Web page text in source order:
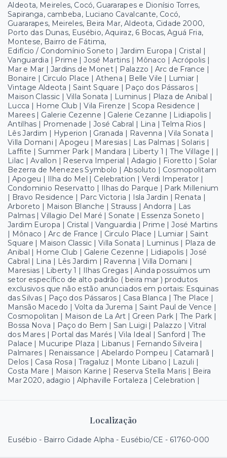
Aldeota, Meireles, Cocó, Guararapes e Dionísio Torres,
Sapiranga, cambeba, Luciano Cavalcante, Cocó,
Guararapes, Meireles, Beira Mar, Aldeota, Cidade 2000,
Porto das Dunas, Eusébio, Aquiraz, 6 Bocas, Aguá Fria,
Montese, Bairro de Fátima,
Edifício / Condomínio Soneto | Jardim Europa | Cristal |
Vanguardia | Prime | José Martins | Mônaco | Acrópolis |
Mar e Mar | Jardins de Monet | Palazzo | Arc de France |
Bonaire | Circulo Place | Athena | Belle Vile | Lumiar |
Vintage Aldeota | Saint Square | Paço dos Pássaros |
Maison Classic | Villa Sonata | Luminus | Plaza de Anibal |
Lucca | Home Club | Vila Firenze | Scopa Residence |
Marees | Galerie Cezenne | Galerie Cezanne | Lidiapolis |
Antilhas | Promenade | José Cabral | Lina | Telma Rios |
Lês Jardim | Hyperion | Granada | Ravenna | Vila Sonata |
Villa Domani | Apogeu | Maresias | Las Palmas | Solaris |
Laffite | Summer Park | Mandara | Liberty 1 | The Village | |
Lilac | Avallon | Reserva Imperial | Adagio | Fioretto | Solar
Bezerra de Menezes Symbolo | Absoluto | Cosmopolitam
| Apogeu | Ilha do Mel | Celebration | Verdi Imperator |
Condominio Reservatto | Ilhas do Parque | Park Millenium
| Bravo Residence | Parc Victoria | Isla Jardin | Renata |
Arboreto | Maison Blanche | Strauss | Andorra | Las
Palmas | Villagio Del Maré | Sonate | Essenza Soneto |
Jardim Europa | Cristal | Vanguardia | Prime | José Martins
| Mônaco | Arc de France | Circulo Place | Lumiar | Saint
Square | Maison Classic | Villa Sonata | Luminus | Plaza de
Anibal | Home Club | Galerie Cezenne | Lidiapolis | José
Cabral | Lina | Lês Jardim | Ravenna | Villa Domani |
Maresias | Liberty 1 | Ilhas Gregas | Ainda possuímos um
setor específico de alto padrão ( beira mar ) produtos
exclusivos que não estão anunciados em portais: Esquinas
das Silvas | Paço dos Pássaros | Casa Blanca | The Place |
Mansão Macedo | Volta da Jurema | Saint Paul de Vence |
Cosmopolitan | Maison de La Art | Green Park | The Park |
Bossa Nova | Paço do Bem | San Luigi | Palazzo | Vitral
dos Mares | Portal das Marés | Vila Ideal | Sanford | The
Palace | Mucuripe Plaza | Libanus | Fernando Silveira |
Palmares | Renaissance | Abelardo Pompeu | Catamarã |
Delos | Casa Rosa | Tragaluz | Monte Libano | Lazuli |
Costa Mare | Maison Karine | Reserva Stella Maris | Beira
Mar 2020, adagio | Alphaville Fortaleza | Celebration |
Localização
Eusébio - Bairro Cidade Alpha - Eusébio/CE - 61760-000